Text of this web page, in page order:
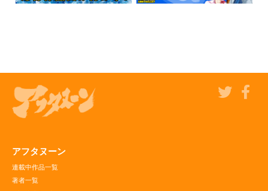
アフタヌーン
連載中作品一覧
著者一覧